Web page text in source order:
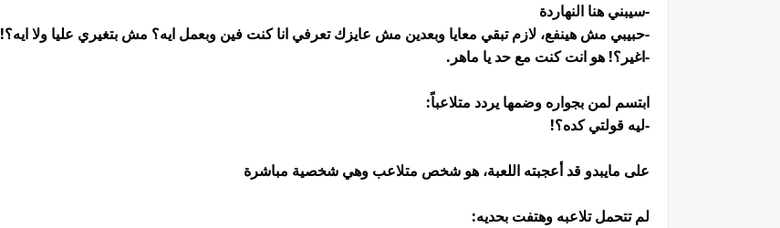
-سيبني هنا النهاردة
-حبيبي مش هينفع، لازم تبقي معايا وبعدين مش عايزك تعرفي انا كنت فين وبعمل ايه؟ مش بتغيري عليا ولا ايه؟!
-اغير؟! هو انت كنت مع حد يا ماهر.
ابتسم لمن بجواره وضمها يردد متلاعباً:
-ليه قولتي كده؟!
على مايبدو قد أعجبته اللعبة، هو شخص متلاعب وهي شخصية مباشرة
لم تتحمل تلاعبه وهتفت بحديه: